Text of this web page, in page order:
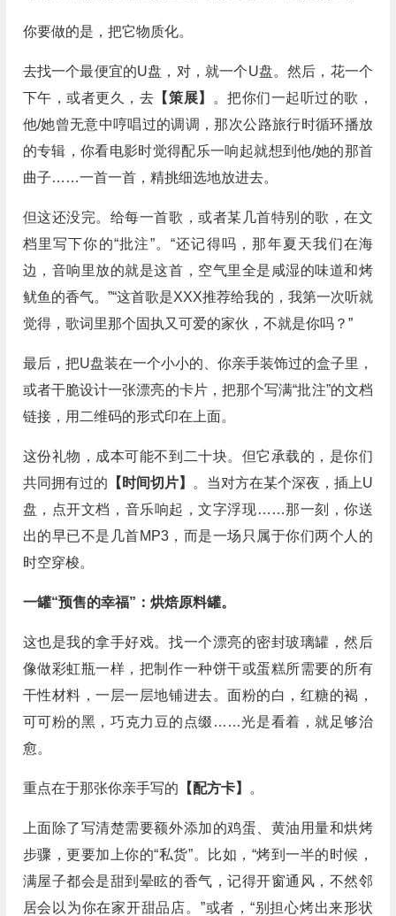
你要做的是，把它物质化。
去找一个最便宜的U盘，对，就一个U盘。然后，花一个
下午，或者更久，去 【策展】
。把你们一起听过的歌，
他/她曾无意中哼唱过的调调，那次公路旅行时循环播放
的专辑，你看电影时觉得配乐一响起就想到他/她的那首
曲子……一首一首，精挑细选地放进去。
但这还没完。给每一首歌，或者某几首特别的歌，在文
档里写下你的“批注”。“还记得吗，那年夏天我们在海
边，音响里放的就是这首，空气里全是咸湿的味道和烤
鱿鱼的香气。”“这首歌是XXX推荐给我的，我第一次听就
觉得，歌词里那个固执又可爱的家伙，不就是你吗？”
最后，把U盘装在一个小小的、你亲手装饰过的盒子里，
或者干脆设计一张漂亮的卡片，把那个写满“批注”的文档
链接，用二维码的形式印在上面。
这份礼物，成本可能不到二十块。但它承载的，是你们
共同拥有过的 【时间切片】
。当对方在某个深夜，插上U
盘，点开文档，音乐响起，文字浮现……那一刻，你送
出的早已不是几首MP3，而是一场只属于你们两个人的
时空穿梭。
一罐“预售的幸福”：烘焙原料罐。
这也是我的拿手好戏。找一个漂亮的密封玻璃罐，然后
像做彩虹瓶一样，把制作一种饼干或蛋糕所需要的所有
干性材料，一层一层地铺进去。面粉的白，红糖的褐，
可可粉的黑，巧克力豆的点缀……光是看着，就足够治
愈。
重点在于那张你亲手写的 【配方卡】 。
上面除了写清楚需要额外添加的鸡蛋、黄油用量和烘烤
步骤，更要加上你的“私货”。比如，“烤到一半的时候，
满屋子都会是甜到晕眩的香气，记得开窗通风，不然邻
居会以为你在家开甜品店。”或者，“别担心烤出来形状